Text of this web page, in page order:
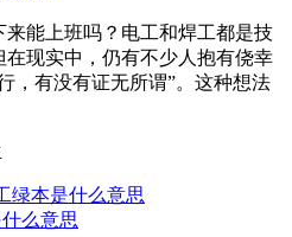
来能上班吗？电工和焊工都是技
现实中，仍有不少人抱有侥幸
，有没有证无所谓”。这种想法
么意思